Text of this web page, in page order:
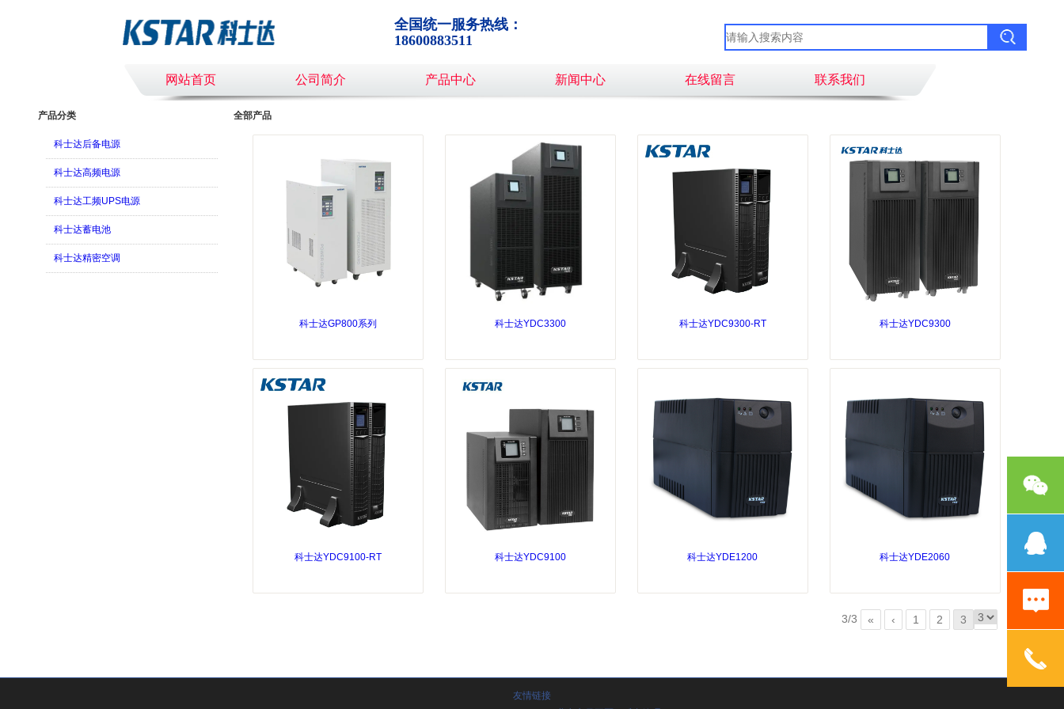
全国统一服务热线：
18600883511
网站首页 公司简介 产品中心 新闻中心 在线留言 联系我们
产品分类
科士达后备电源
科士达高频电源
科士达工频UPS电源
科士达蓄电池
科士达精密空调
全部产品
科士达GP800系列 科士达YDC3300 科士达YDC9300-RT 科士达YDC9300
科士达YDC9100-RT 科士达YDC9100 科士达YDE1200 科士达YDE2060
3/3 « ‹ 1 2 3
友情链接